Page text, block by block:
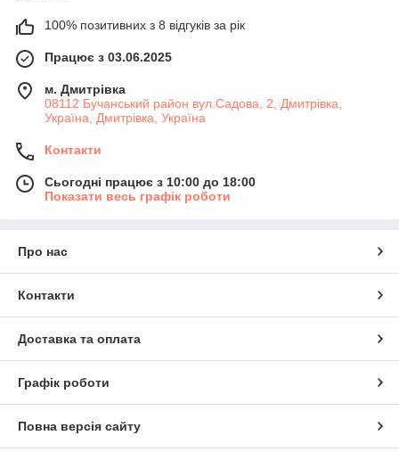
100% позитивних з 8 відгуків за рік
Працює з 03.06.2025
м. Дмитрiвка
08112 Бучанський район вул.Садова, 2, Дмитрівка,
Україна, Дмитрiвка, Україна
Контакти
Сьогодні працює з 10:00 до 18:00
Показати весь графік роботи
Про нас
Контакти
Доставка та оплата
Графік роботи
Повна версія сайту